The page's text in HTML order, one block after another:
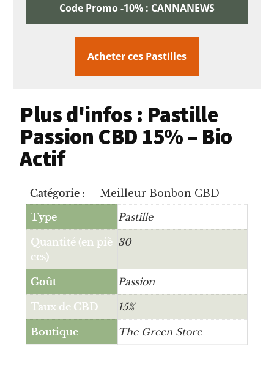
Code Promo -10% : CANNANEWS
Acheter ces Pastilles
Plus d'infos : Pastille
Passion CBD 15% – Bio
Actif
Catégorie :
Meilleur Bonbon CBD
Type
Pastille
Quantité (en piè
ces)
30
Goût Passion
Taux de CBD 15%
Boutique The Green Store